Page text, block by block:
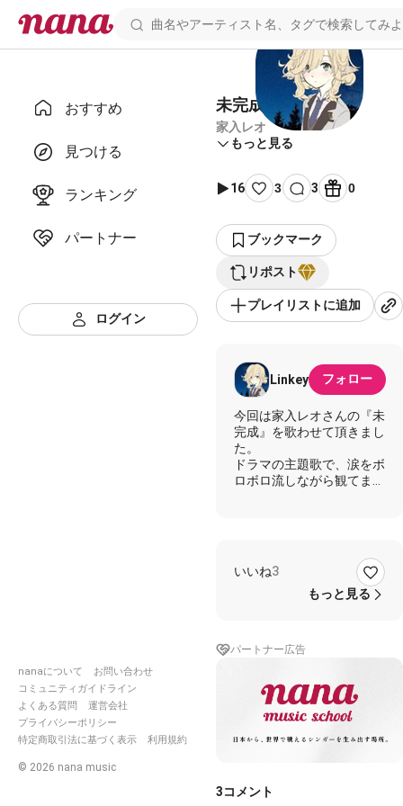
おすすめ
見つける
ランキング
パートナー
ログイン
nanaについて
お問い合わせ
コミュニティガイドライン
よくある質問
運営会社
プライバシーポリシー
特定商取引法に基づく表示
利用規約
© 2026 nana music
未完成
家入レオ
もっと見る
16 3 3 0
ブックマーク
リポスト
プレイリストに追加
Linkey フォロー
今回は家入レオさんの『未
完成』を歌わせて頂きまし
た。
ドラマの主題歌で、涙をボ
ロボロ流しながら観てまし
お時間がある際に是非聴い
てください。
#たしろゆう
いいね3
もっと見る
パートナー広告
3コメント